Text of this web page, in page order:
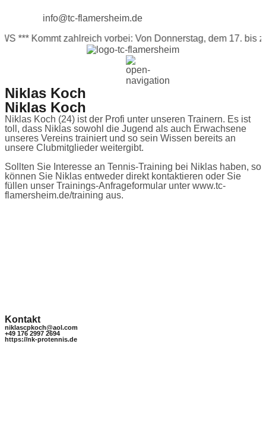
info@tc-flamersheim.de
*** Kommt zahlreich vorbei: Von Donnerstag, dem 17. bis
Niklas Koch
Niklas Koch​
Niklas Koch (24) ist der Profi unter unseren Trainern. Es ist
toll, dass Niklas sowohl die Jugend als auch Erwachsene
unseres Vereins trainiert und so sein Wissen bereits an
unsere Clubmitglieder weitergibt.
Sollten Sie Interesse an Tennis-Training bei Niklas haben, so
können Sie Niklas entweder direkt kontaktieren oder Sie
füllen unser Trainings-Anfrageformular unter www.tc-
flamersheim.de/training aus.
Kontakt
niklascpkoch@aol.com
+49 176 2997 2694
https://nk-protennis.de